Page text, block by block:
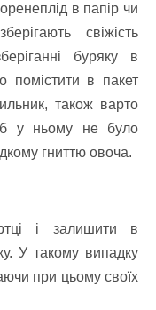
в папір чи
свіжість
буряку в
помістити в пакет
також варто
у ньому не було
гниттю овоча.
і залишити в
У такому випадку
при цьому своїх